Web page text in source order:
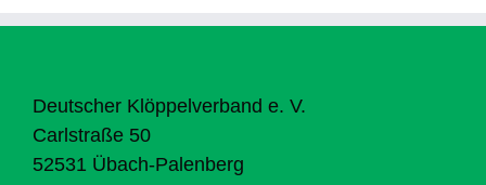
Deutscher Klöppelverband e. V.
Carlstraße 50
52531 Übach-Palenberg